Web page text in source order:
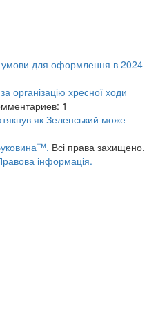
умови для оформлення в 2024
організацію хресної ходи
1
як Зеленський може
Всі права захищено.
інформація.